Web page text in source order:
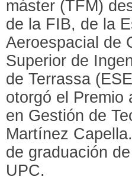
máster (TFM)
de la FIB, de la
Aeroespacial de
Superior de
de Terrassa
otorgó el Premio
en Gestión de
Martínez
de graduación
UPC.